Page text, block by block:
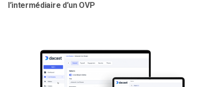
l’intermédiaire d’un OVP